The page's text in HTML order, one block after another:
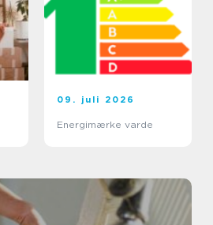
09. juli 2026
Energimærke varde